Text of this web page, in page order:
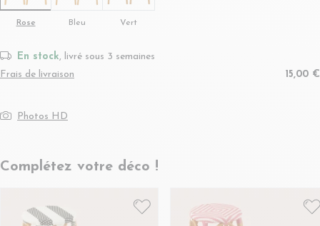
Bleu
Rose Vert
En stock, livré sous 3 semaines
Frais de livraison
15,00 €
Photos HD
Complétez votre déco !